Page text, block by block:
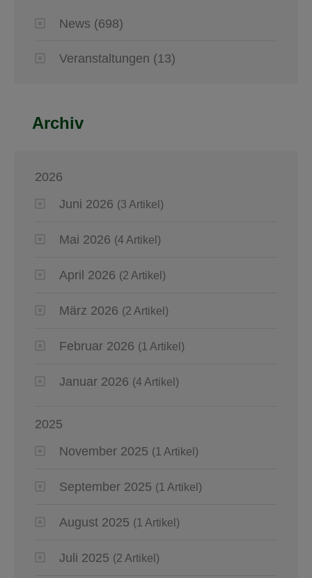
News (698)
Veranstaltungen (13)
Archiv
2026
Juni 2026 (3 Artikel)
Mai 2026 (4 Artikel)
April 2026 (2 Artikel)
März 2026 (2 Artikel)
Februar 2026 (1 Artikel)
Januar 2026 (4 Artikel)
2025
November 2025 (1 Artikel)
September 2025 (1 Artikel)
August 2025 (1 Artikel)
Juli 2025 (2 Artikel)